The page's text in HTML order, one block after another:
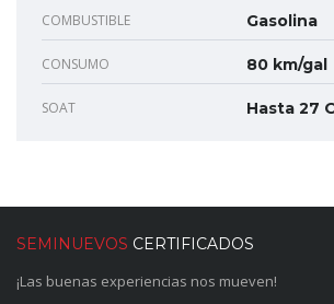
COMBUSTIBLE Gasolina
CONSUMO 80 km/gal
SOAT Hasta 27
SEMINUEVOS CERTIFICADOS
¡Las buenas experiencias nos mueven!